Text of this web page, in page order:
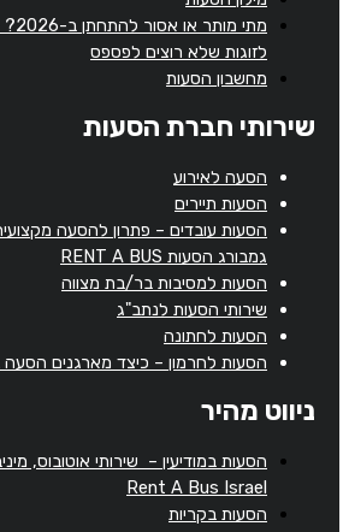
מתי
לזוגות שלא רוצים לפספס
מחשבון הסעות
שירותי חברת הסעות
הסעה לאירוע
הסעות תיירים
הסעות עובדים – פתרון להסעה
גמבורג הסעות RENT A BUS
הסעות למסיבות בר/בת מצווה
שירותי הסעות לנתב"ג
הסעות לחתונה
הסעות לחרמון – כיצד מארגנים הסעה
ניווט מהיר
הסעות במודיעין – שירותי אוטובוס,
Rent A Bus Israel
הסעות בקריות